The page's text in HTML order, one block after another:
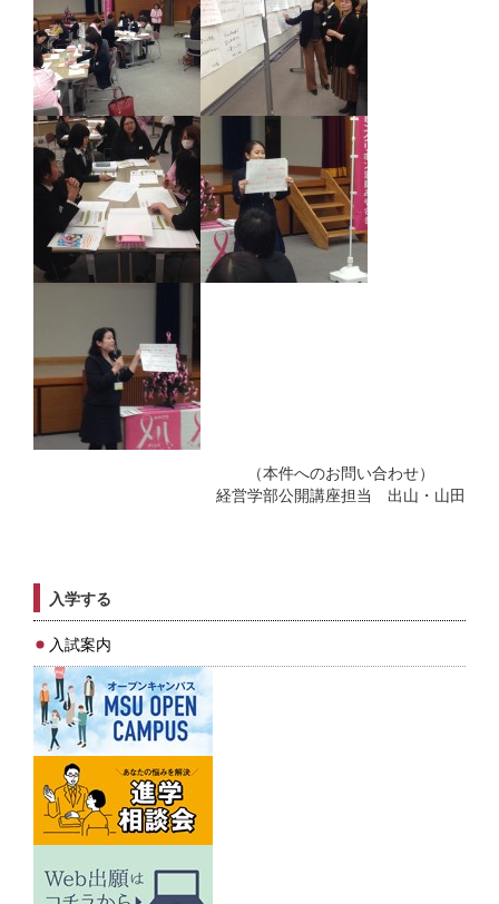
入学する
入試案内
（本件へのお問い合わせ）
経営学部公開講座担当 出山・山田